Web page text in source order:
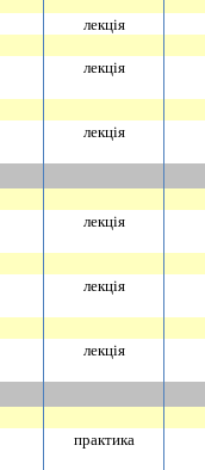
лекцiя
лекцiя
лекцiя
лекцiя
лекцiя
лекцiя
практика